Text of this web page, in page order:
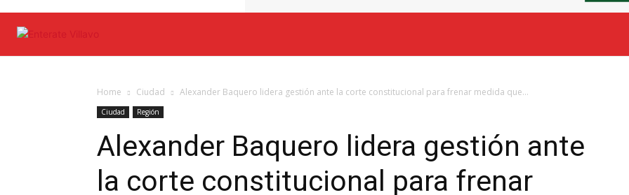
Home Ciudad Alexander Baquero lidera gestión ante la corte constitucional para frenar medida que...
Ciudad Región
Alexander Baquero lidera gestión ante
la corte constitucional para frenar